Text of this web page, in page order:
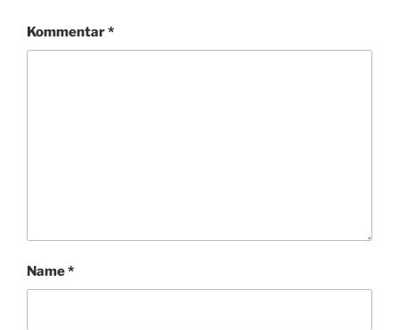
Kommentar*
Name*